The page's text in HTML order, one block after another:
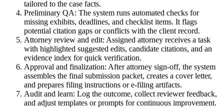
tailored to the case facts.
Preliminary QA: The system runs automated checks for
missing exhibits, deadlines, and checklist items. It flags
potential citation gaps or conflicts with the client record.
Attorney review and edit: Assigned attorney receives a task
with highlighted suggested edits, candidate citations, and an
evidence index for quick verification.
Approval and finalization: After attorney sign-off, the system
assembles the final submission packet, creates a cover letter,
and prepares filing instructions or e-filing artifacts.
Audit and learn: Log the outcome, collect reviewer feedback,
and adjust templates or prompts for continuous improvement.